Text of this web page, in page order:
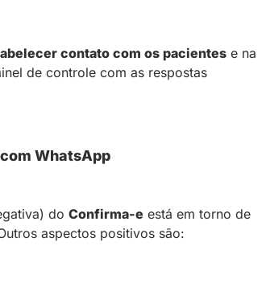
contato com os pacientes e na
de controle com as respostas
WhatsApp
do Confirma-e está em torno de
aspectos positivos são: